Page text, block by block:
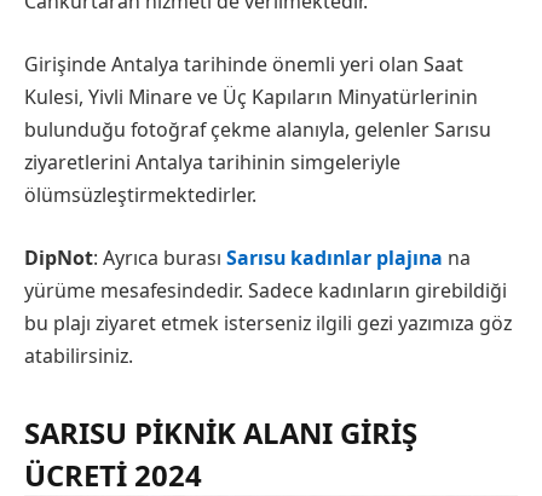
Girişinde Antalya tarihinde önemli yeri olan Saat
Kulesi, Yivli Minare ve Üç Kapıların Minyatürlerinin
bulunduğu fotoğraf çekme alanıyla, gelenler Sarısu
ziyaretlerini Antalya tarihinin simgeleriyle
ölümsüzleştirmektedirler.
DipNot: Ayrıca burası Sarısu kadınlar plajına na
yürüme mesafesindedir. Sadece kadınların girebildiği
bu plajı ziyaret etmek isterseniz ilgili gezi yazımıza göz
atabilirsiniz.
SARISU PIKNIK ALANI GIRIŞ
ÜCRETI 2024